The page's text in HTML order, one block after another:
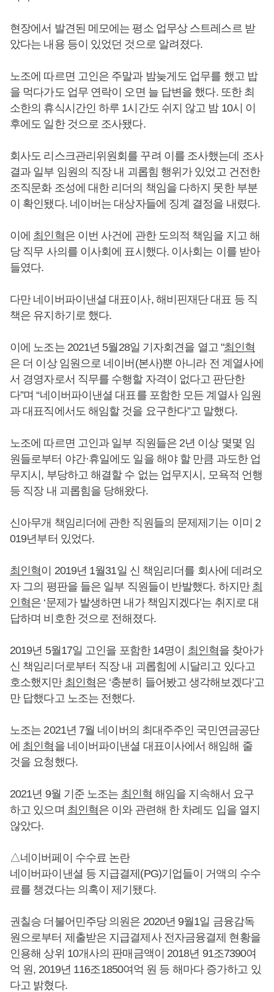
현장에서 발견된 메모에는 평소 업무상 스트레스르 받
았다는 내용 등이 있었던 것으로 알려졌다.
노조에 따르면 고인은 주말과 밤늦게도 업무를 했고 밥
을 먹다가도 업무 연락이 오면 늘 답변을 했다. 또한 최
소한의 휴식시간인 하루 1시간도 쉬지 않고 밤 10시 이
후에도 일한 것으로 조사됐다.
회사도 리스크관리위원회를 꾸려 이를 조사했는데 조사
결과 일부 임원의 직장 내 괴롭힘 행위가 있었고 건전한
조직문화 조성에 대한 리더의 책임을 다하지 못한 부분
이 확인됐다. 네이버는 대상자들에 징계 결정을 내렸다.
이에 최인혁은 이번 사건에 관한 도의적 책임을 지고 해
당 직무 사의를 이사회에 표시했다. 이사회는 이를 받아
들였다.
다만 네이버파이낸셜 대표이사, 해비핀재단 대표 등 직
책은 유지하기로 했다.
이에 노조는 2021년 5월28일 기자회견을 열고 "최인혁
은 더 이상 임원으로 네이버(본사)뿐 아니라 전 계열사에
서 경영자로서 직무를 수행할 자격이 없다고 판단한
다”며 “네이버파이낸셜 대표를 포함한 모든 계열사 임원
과 대표직에서도 해임할 것을 요구한다”고 말했다.
노조에 따르면 고인과 일부 직원들은 2년 이상 몇몇 임
원들로부터 야간·휴일에도 일을 해야 할 만큼 과도한 업
무지시, 부당하고 해결할 수 없는 업무지시, 모욕적 언행
등 직장 내 괴롭힘을 당해왔다.
신아무개 책임리더에 관한 직원들의 문제제기는 이미 2
019년부터 있었다.
최인혁이 2019년 1월31일 신 책임리더를 회사에 데려오
자 그의 평판을 들은 일부 직원들이 반발했다. 하지만 최
인혁은 ‘문제가 발생하면 내가 책임지겠다’는 취지로 대
답하며 비호한 것으로 전해졌다.
2019년 5월17일 고인을 포함한 14명이 최인혁을 찾아가
신 책임리더로부터 직장 내 괴롭힘에 시달리고 있다고
호소했지만 최인혁은 ‘충분히 들어봤고 생각해보겠다’고
만 답했다고 노조는 전했다.
노조는 2021년 7월 네이버의 최대주주인 국민연금공단
에 최인혁 을 네이버파이낸셜 대표이사에서 해임해 줄
것을 요청했다.
2021년 9월 기준 노조는 최인혁 해임을 지속해서 요구
하고 있으며 최인혁은 이와 관련해 한 차례도 입을 열지
않았다.
△네이버페이 수수료 논란
네이버파이낸셜 등 지급결제(PG)기업들이 거액의 수수
료를 챙겼다는 의혹이 제기됐다.
권칠승 더불어민주당 의원은 2020년 9월1일 금융감독
원으로부터 제출받은 지급결제사 전자금융결제 현황을
인용해 상위 10개사의 판매금액이 2018년 91조7390여
억 원, 2019년 116조1850여억 원 등 해마다 증가하고 있
다고 밝혔다.